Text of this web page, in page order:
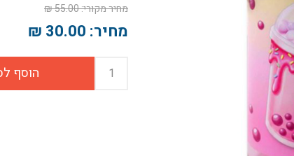
מחיר מקורי:55.00 ₪
מחיר: 30.00 ₪